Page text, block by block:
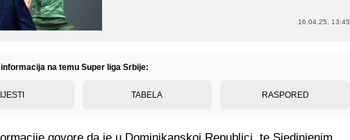
16.04.25. 13:45
na temu Super liga Srbije:
TABELA RASPORED
govore da je u Dominikanskoj Republici, te Sjedinjenim